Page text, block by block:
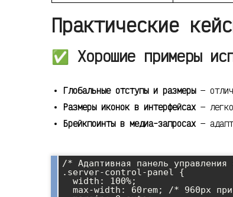
Практические
✅ Хорошие примеры
Глобальные отступы и размеры—
Размеры иконок в интерфейсах —
Брейкпоинты в медиа-запросах —
/* Адаптивная панель
.server-control-panel {